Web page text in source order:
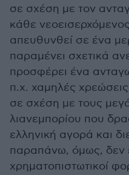
σε σχέση με τον
κάθε
απευθυνθεί σε ένα
παραμένει σχετικά
προσφέρει ένα
π.χ. χαμηλές
σε σχέση με τους
λιανεμπορίου που
ελληνική αγορά και
παραπάνω, όμως, δεν
χρηματοπιστωτικοί